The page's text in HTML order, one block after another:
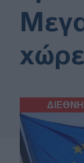
ΔΙΕΘΝΗ